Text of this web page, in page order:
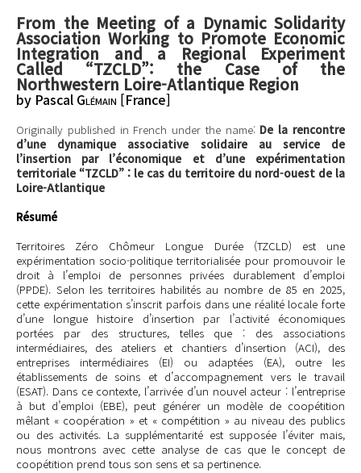
From the Meeting of a Dynamic Solidarity
Association Working to Promote Economic
Integration and a Regional Experiment
Called “TZCLD”: the Case of the
Northwestern Loire-Atlantique Region
by Pascal Glémain [France]
Originally published in French under the name: De la rencontre
d’une dynamique associative solidaire au service de
l’insertion par l’économique et d’une expérimentation
territoriale “TZCLD” : le cas du territoire du nord-ouest de la
Loire-Atlantique
Résumé
Territoires Zéro Chômeur Longue Durée (TZCLD) est une
expérimentation socio-politique territorialisée pour promouvoir le
droit à l’emploi de personnes privées durablement d’emploi
(PPDE). Selon les territoires habilités au nombre de 85 en 2025,
cette expérimentation s’inscrit parfois dans une réalité locale forte
d’une longue histoire d’insertion par l’activité économiques
portées par des structures, telles que : des associations
intermédiaires, des ateliers et chantiers d’insertion (ACI), des
entreprises intermédiaires (EI) ou adaptées (EA), outre les
établissements de soins et d’accompagnement vers le travail
(ESAT). Dans ce contexte, l’arrivée d’un nouvel acteur : l’entreprise
à but d’emploi (EBE), peut générer un modèle de coopétition
mêlant « coopération » et « compétition » au niveau des publics
ou des activités. La supplémentarité est supposée l’éviter mais,
nous montrons avec cette analyse de cas que le concept de
coopétition prend tous son sens et sa pertinence.